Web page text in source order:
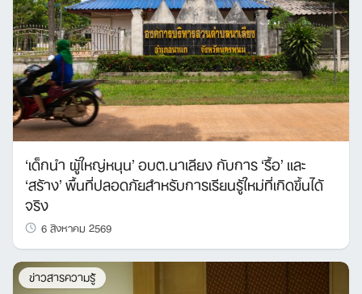
‘เด็กนำ ผู้ใหญ่หนุน’ อบต.นาเลียง กับการ ‘รื้อ’ และ
‘สร้าง’ พื้นที่ปลอดภัยสำหรับการเรียนรู้ใหม่ที่เกิดขึ้นได้
จริง
6 สิงหาคม 2569
ข่าวสารความรู้